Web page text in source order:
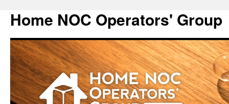
Home NOC Operators' Group